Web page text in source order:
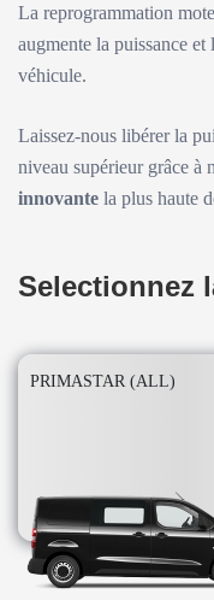
La reprogrammation
augmente la puissance et
véhicule.
Laissez-nous libérer la
niveau supérieur grâce à
innovante la plus haute
Selectionnez
PRIMASTAR (ALL)